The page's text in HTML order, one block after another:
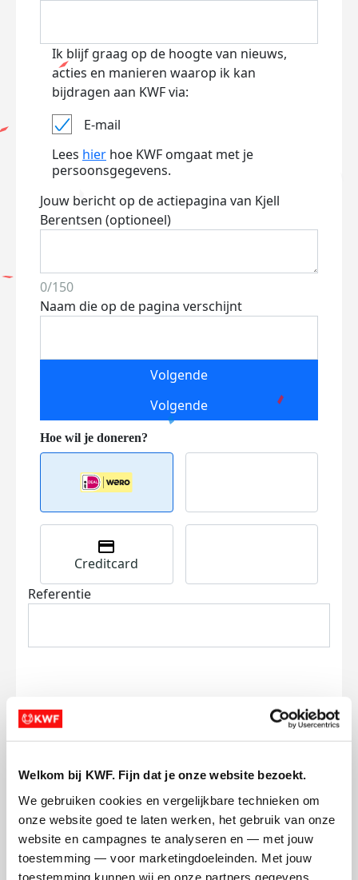
Welkom bij KWF. Fijn dat je onze website bezoekt.
We gebruiken cookies en vergelijkbare technieken om
onze website goed te laten werken, het gebruik van onze
website en campagnes te analyseren en — met jouw
toestemming — voor marketingdoeleinden. Met jouw
toestemming kunnen wij en onze partners gegevens
Ik blijf graag op de hoogte van nieuws,
acties en manieren waarop ik kan
bijdragen aan KWF via:
E-mail
Lees hier hoe KWF omgaat met je
persoonsgegevens.
Jouw bericht op de actiepagina van Kjell
Berentsen (optioneel)
0/150
Naam die op de pagina verschijnt
Volgende
Volgende
Creditcard
Referentie
Ik wil bijdragen aan de transactiekosten
Doneer nu